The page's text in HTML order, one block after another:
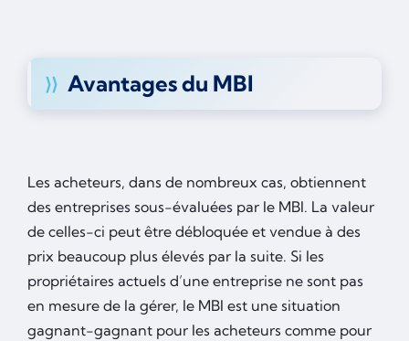
Avantages du MBI
Les acheteurs, dans de nombreux cas, obtiennent
des entreprises sous-évaluées par le MBI. La valeur
de celles-ci peut être débloquée et vendue à des
prix beaucoup plus élevés par la suite. Si les
propriétaires actuels d’une entreprise ne sont pas
en mesure de la gérer, le MBI est une situation
gagnant-gagnant pour les acheteurs comme pour